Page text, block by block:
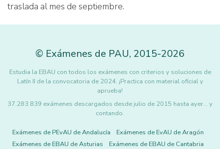
traslada al mes de septiembre.
© Exámenes de PAU, 2015-2026
Estudia la EBAU con todos los exámenes con criterios y soluciones de
Latín II de la convocatoria de 2024. ¡Practica con material oficial y
aprueba!
37.283.839 exámenes descargados desde julio de 2015 hasta ayer... y
contando.
Exámenes de PEvAU de Andalucía
Exámenes de EvAU de Aragón
Exámenes de EBAU de Asturias
Exámenes de EBAU de Cantabria